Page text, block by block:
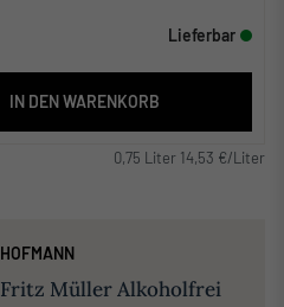
Lieferbar
IN DEN WARENKORB
0,75 Liter 14,53 €/Liter
HOFMANN
Fritz Müller Alkoholfrei